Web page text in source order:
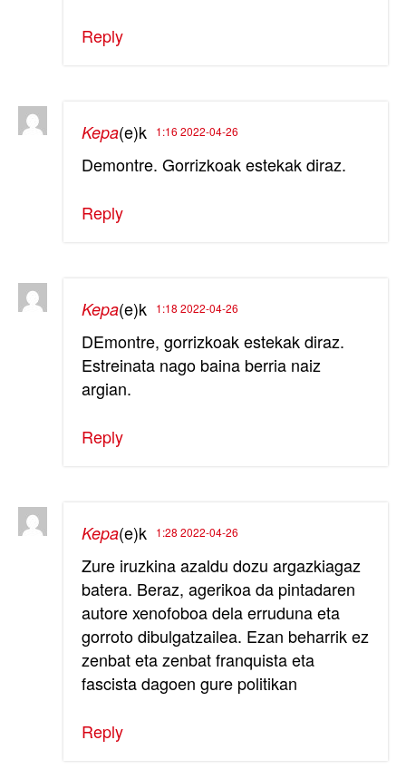
Reply
Kepa(e)k 1:16 2022-04-26
Demontre. Gorrizkoak estekak diraz.
Reply
Kepa(e)k 1:18 2022-04-26
DEmontre, gorrizkoak estekak diraz.
Estreinata nago baina berria naiz
argian.
Reply
Kepa(e)k 1:28 2022-04-26
Zure iruzkina azaldu dozu argazkiagaz
batera. Beraz, agerikoa da pintadaren
autore xenofoboa dela erruduna eta
gorroto dibulgatzailea. Ezan beharrik ez
zenbat eta zenbat franquista eta
fascista dagoen gure politikan
Reply